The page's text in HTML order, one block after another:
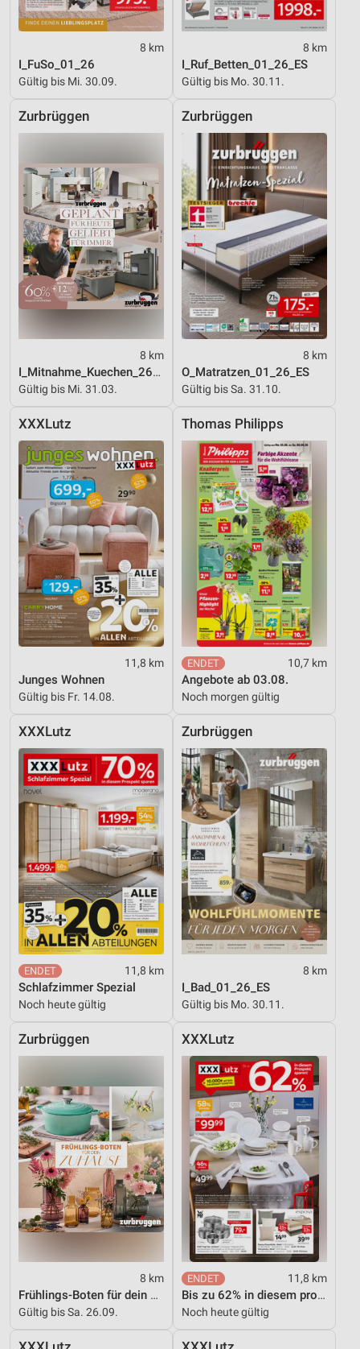
8 km
I_FuSo_01_26
Gültig bis Mi. 30.09.
8 km
I_Ruf_Betten_01_26_ES
Gültig bis Mo. 30.11.
Zurbrüggen
8 km
I_Mitnahme_Kuechen_26_ES
Gültig bis Mi. 31.03.
Zurbrüggen
8 km
O_Matratzen_01_26_ES
Gültig bis Sa. 31.10.
XXXLutz
11,8 km
Junges Wohnen
Gültig bis Fr. 14.08.
Thomas Philipps
10,7 km
Angebote ab 03.08.
Noch morgen gültig
XXXLutz
11,8 km
Schlafzimmer Spezial
Noch heute gültig
Zurbrüggen
8 km
I_Bad_01_26_ES
Gültig bis Mo. 30.11.
Zurbrüggen
8 km
Frühlings-Boten für dein Zuhause
Gültig bis Sa. 26.09.
XXXLutz
11,8 km
Bis zu 62% in diesem prospekt
Noch heute gültig